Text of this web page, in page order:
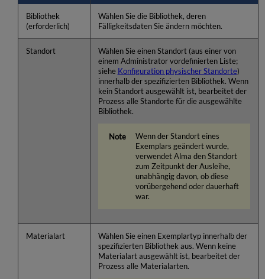
Bibliothek
(erforderlich)
Wählen Sie die Bibliothek, deren
Fälligkeitsdaten Sie ändern möchten.
Standort
Wählen Sie einen Standort (aus einer von
einem Administrator vordefinierten Liste;
siehe Konfiguration physischer Standorte)
innerhalb der spezifizierten Bibliothek. Wenn
kein Standort ausgewählt ist, bearbeitet der
Prozess alle Standorte für die ausgewählte
Bibliothek.
Wenn der Standort eines
Exemplars geändert wurde,
verwendet Alma den Standort
zum Zeitpunkt der Ausleihe,
unabhängig davon, ob diese
vorübergehend oder dauerhaft
war.
Materialart
Wählen Sie einen Exemplartyp innerhalb der
spezifizierten Bibliothek aus. Wenn keine
Materialart ausgewählt ist, bearbeitet der
Prozess alle Materialarten.